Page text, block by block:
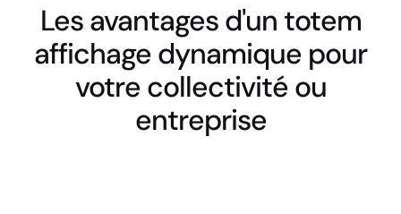
Les avantages d'un totem
affichage dynamique pour
votre collectivité ou
entreprise